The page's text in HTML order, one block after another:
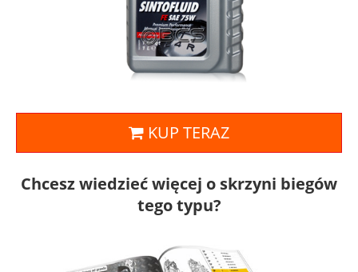
KUP TERAZ
Chcesz wiedzieć więcej o skrzyni biegów
tego typu?